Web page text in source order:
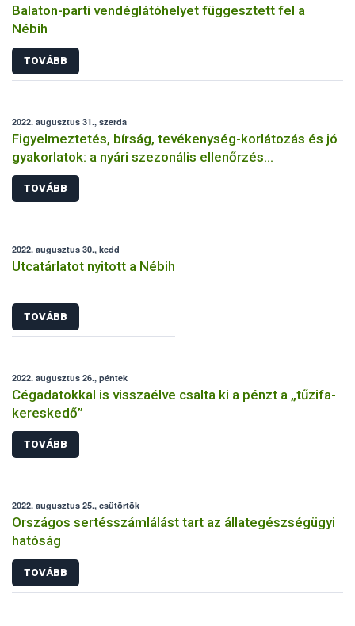
Balaton-parti vendéglátóhelyet függesztett fel a
Nébih
TOVÁBB
2022. augusztus 31., szerda
Figyelmeztetés, bírság, tevékenység-korlátozás és jó
gyakorlatok: a nyári szezonális ellenőrzés
tapasztalatai címszavakban
TOVÁBB
2022. augusztus 30., kedd
Utcatárlatot nyitott a Nébih
TOVÁBB
2022. augusztus 26., péntek
Cégadatokkal is visszaélve csalta ki a pénzt a „tűzifa-
kereskedő”
TOVÁBB
2022. augusztus 25., csütörtök
Országos sertésszámlálást tart az állategészségügyi
hatóság
TOVÁBB